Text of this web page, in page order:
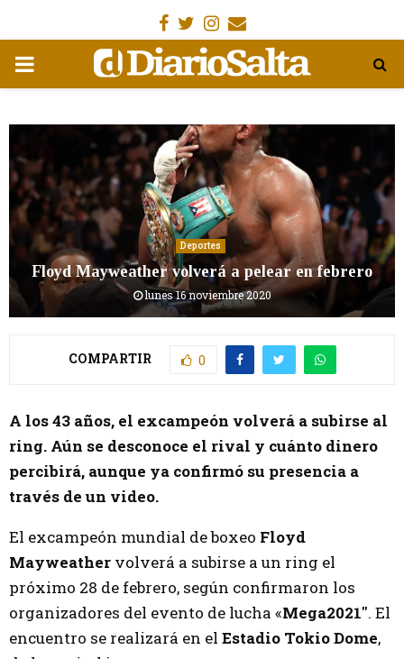
Facebook
Gorjeo
Instagram
Email
MENÚ
Deportes
Floyd Mayweather volverá a pelear en febrero
lunes 16 noviembre 2020
COMPARTIR 0
A los 43 años, el excampeón volverá a subirse al
ring. Aún se desconoce el rival y cuánto dinero
percibirá, aunque ya confirmó su presencia a
través de un video.
El excampeón mundial de boxeo Floyd
Mayweather volverá a subirse a un ring el
próximo 28 de febrero, según confirmaron los
organizadores del evento de lucha «Mega2021″. El
encuentro se realizará en el Estadio Tokio Dome,